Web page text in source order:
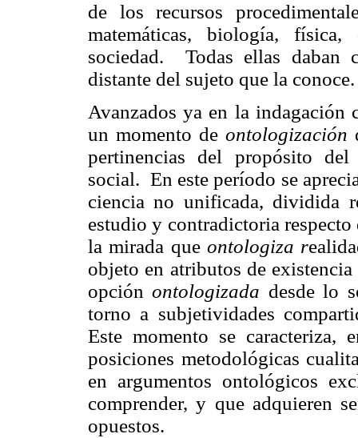
de los recursos
matemáticas, biología,
sociedad. Todas ellas daban
distante del sujeto que la conoce.
Avanzados ya en la indagación
un momento deontologización
pertinencias del propósito
social. En este período se
ciencia no unificada, dividida
estudio y contradictoria
la mirada que ontologiza r
objeto en atributos de
opciónontologizada desde lo
torno a subjetividades
Este momento se caracteriza,
posiciones metodológicas
en argumentos ontológicos
comprender, y que adquieren
opuestos.